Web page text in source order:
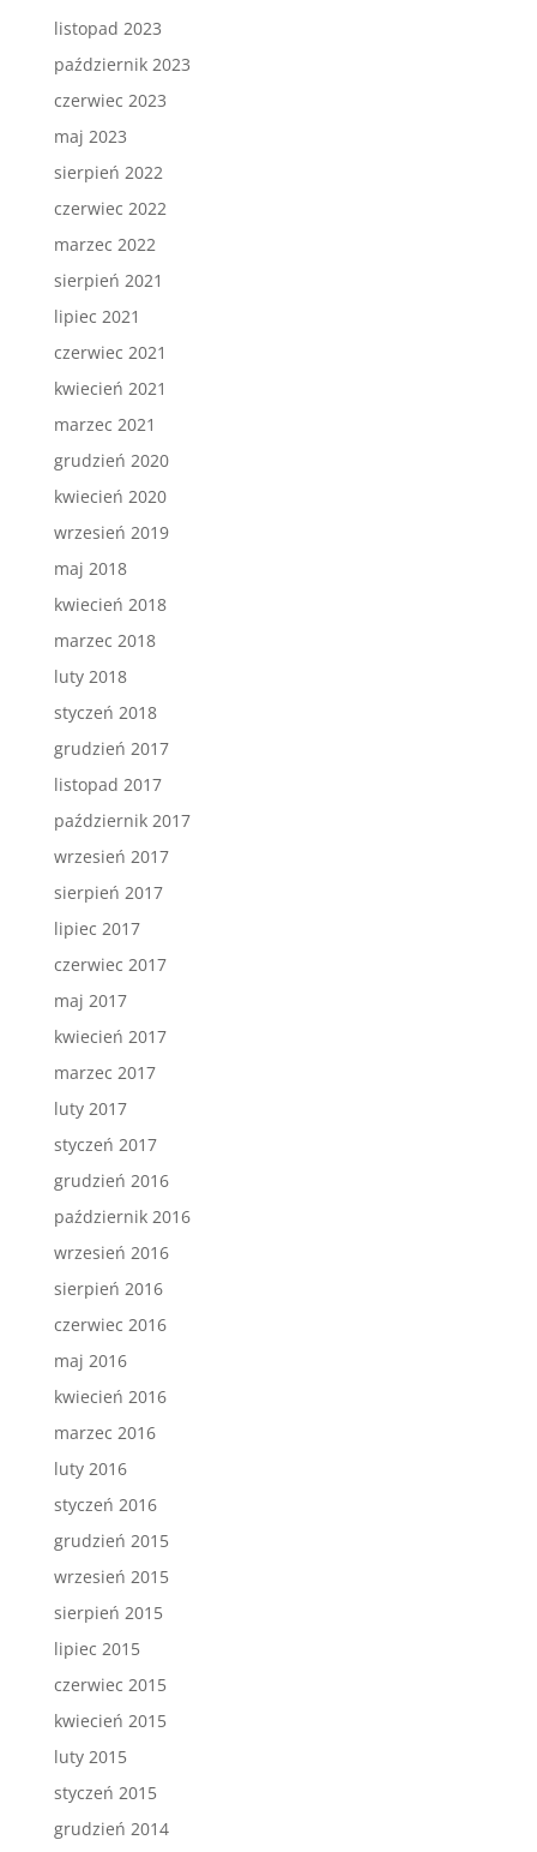
listopad 2023
październik 2023
czerwiec 2023
maj 2023
sierpień 2022
czerwiec 2022
marzec 2022
sierpień 2021
lipiec 2021
czerwiec 2021
kwiecień 2021
marzec 2021
grudzień 2020
kwiecień 2020
wrzesień 2019
maj 2018
kwiecień 2018
marzec 2018
luty 2018
styczeń 2018
grudzień 2017
listopad 2017
październik 2017
wrzesień 2017
sierpień 2017
lipiec 2017
czerwiec 2017
maj 2017
kwiecień 2017
marzec 2017
luty 2017
styczeń 2017
grudzień 2016
październik 2016
wrzesień 2016
sierpień 2016
czerwiec 2016
maj 2016
kwiecień 2016
marzec 2016
luty 2016
styczeń 2016
grudzień 2015
wrzesień 2015
sierpień 2015
lipiec 2015
czerwiec 2015
kwiecień 2015
luty 2015
styczeń 2015
grudzień 2014